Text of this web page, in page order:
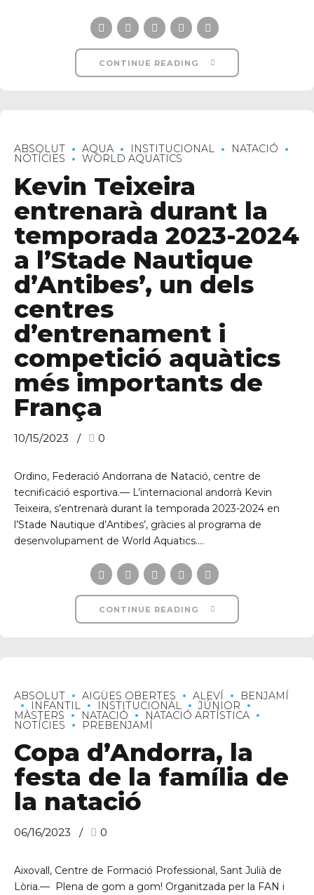
CONTINUE READING
ABSOLUT AQUA INSTITUCIONAL NATACIÓ
NOTÍCIES WORLD AQUATICS
Kevin Teixeira
entrenarà durant la
temporada 2023-2024
a l’Stade Nautique
d’Antibes’, un dels
centres
d’entrenament i
competició aquàtics
més importants de
França
10/15/2023 0
Ordino, Federació Andorrana de Natació, centre de
tecnificació esportiva.— L’internacional andorrà Kevin
Teixeira, s’entrenarà durant la temporada 2023-2024 en
l’Stade Nautique d’Antibes’, gràcies al programa de
desenvolupament de World Aquatics....
CONTINUE READING
ABSOLUT AIGÜES OBERTES ALEVÍ BENJAMÍ
INFANTIL INSTITUCIONAL JÚNIOR
MÀSTERS NATACIÓ NATACIÓ ARTÍSTICA
NOTÍCIES PREBENJAMÍ
Copa d’Andorra, la
festa de la família de
la natació
06/16/2023 0
Aixovall, Centre de Formació Professional, Sant Julià de
Lòria.— Plena de gom a gom! Organitzada per la FAN i